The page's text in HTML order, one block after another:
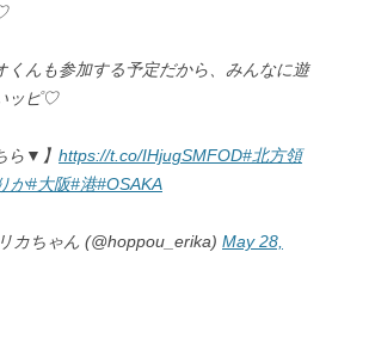
くんも参加する予定だから、みんなに遊
ッピ♡
ら▼】 https://t.co/IHjugSMFOD#北方領
か#大阪#港#OSAKA
カちゃん (@hoppou_erika) May 28,